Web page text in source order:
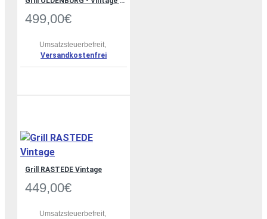
499,00€
Umsatzsteuerbefreit,
Versandkostenfrei
Grill RASTEDE Vintage
449,00€
Umsatzsteuerbefreit,